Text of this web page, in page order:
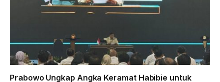
Prabowo Ungkap Angka Keramat Habibie untuk